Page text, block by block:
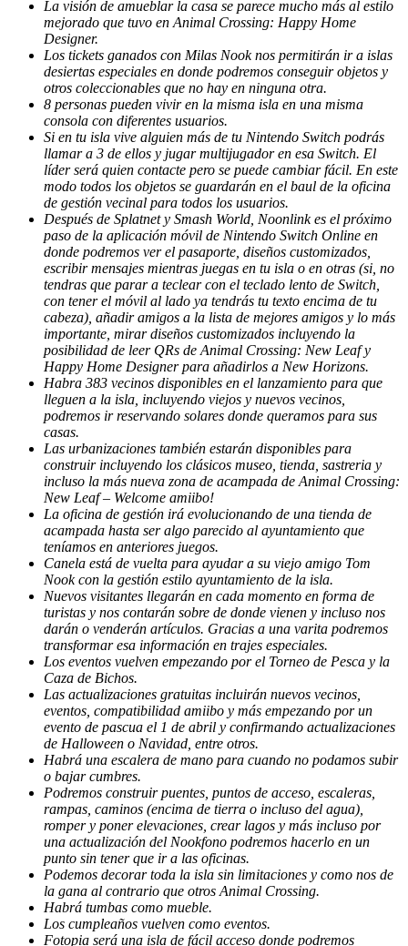
La visión de amueblar la casa se parece mucho más al estilo
mejorado que tuvo en Animal Crossing: Happy Home
Designer.
Los tickets ganados con Milas Nook nos permitirán ir a islas
desiertas especiales en donde podremos conseguir objetos y
otros coleccionables que no hay en ninguna otra.
8 personas pueden vivir en la misma isla en una misma
consola con diferentes usuarios.
Si en tu isla vive alguien más de tu Nintendo Switch podrás
llamar a 3 de ellos y jugar multijugador en esa Switch. El
líder será quien contacte pero se puede cambiar fácil. En este
modo todos los objetos se guardarán en el baul de la oficina
de gestión vecinal para todos los usuarios.
Después de Splatnet y Smash World, Noonlink es el próximo
paso de la aplicación móvil de Nintendo Switch Online en
donde podremos ver el pasaporte, diseños customizados,
escribir mensajes mientras juegas en tu isla o en otras (si, no
tendras que parar a teclear con el teclado lento de Switch,
con tener el móvil al lado ya tendrás tu texto encima de tu
cabeza), añadir amigos a la lista de mejores amigos y lo más
importante, mirar diseños customizados incluyendo la
posibilidad de leer QRs de Animal Crossing: New Leaf y
Happy Home Designer para añadirlos a New Horizons.
Habra 383 vecinos disponibles en el lanzamiento para que
lleguen a la isla, incluyendo viejos y nuevos vecinos,
podremos ir reservando solares donde queramos para sus
casas.
Las urbanizaciones también estarán disponibles para
construir incluyendo los clásicos museo, tienda, sastreria y
incluso la más nueva zona de acampada de Animal Crossing:
New Leaf – Welcome amiibo!
La oficina de gestión irá evolucionando de una tienda de
acampada hasta ser algo parecido al ayuntamiento que
teníamos en anteriores juegos.
Canela está de vuelta para ayudar a su viejo amigo Tom
Nook con la gestión estilo ayuntamiento de la isla.
Nuevos visitantes llegarán en cada momento en forma de
turistas y nos contarán sobre de donde vienen y incluso nos
darán o venderán artículos. Gracias a una varita podremos
transformar esa información en trajes especiales.
Los eventos vuelven empezando por el Torneo de Pesca y la
Caza de Bichos.
Las actualizaciones gratuitas incluirán nuevos vecinos,
eventos, compatibilidad amiibo y más empezando por un
evento de pascua el 1 de abril y confirmando actualizaciones
de Halloween o Navidad, entre otros.
Habrá una escalera de mano para cuando no podamos subir
o bajar cumbres.
Podremos construir puentes, puntos de acceso, escaleras,
rampas, caminos (encima de tierra o incluso del agua),
romper y poner elevaciones, crear lagos y más incluso por
una actualización del Nookfono podremos hacerlo en un
punto sin tener que ir a las oficinas.
Podemos decorar toda la isla sin limitaciones y como nos de
la gana al contrario que otros Animal Crossing.
Habrá tumbas como mueble.
Los cumpleaños vuelven como eventos.
Fotopia será una isla de fácil acceso donde podremos